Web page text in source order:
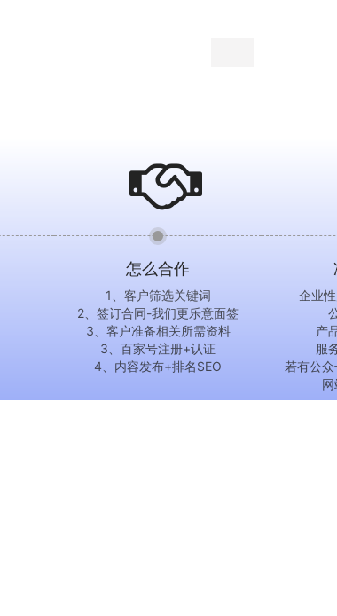
怎么合作
1、客户筛选关键词
2、签订合同-我们更乐意面签
3、客户准备相关所需资料
3、百家号注册+认证
4、内容发布+排名SEO
企业
产
服
若有公众